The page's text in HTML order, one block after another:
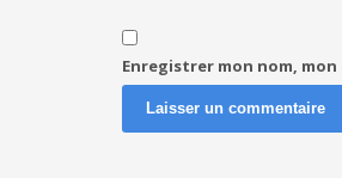
Enregistrer mon nom,